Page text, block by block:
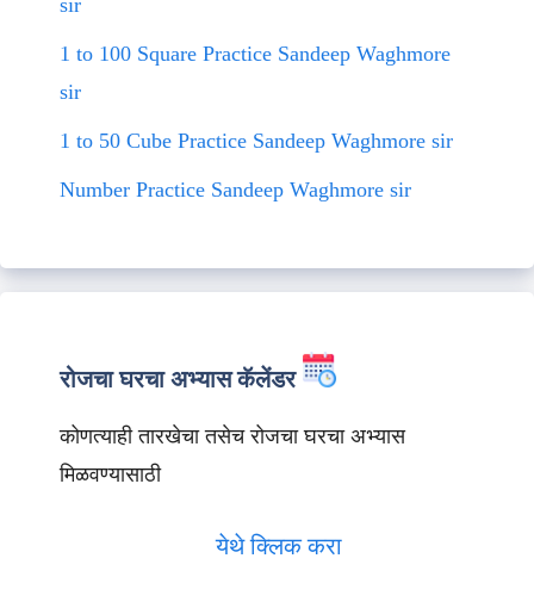
1 to 100 Square Practice Sandeep Waghmore
sir
1 to 50 Cube Practice Sandeep Waghmore sir
Number Practice Sandeep Waghmore sir
रोजचा घरचा अभ्यास कॅलेंडर
कोणत्याही तारखेचा तसेच रोजचा घरचा अभ्यास
मिळवण्यासाठी
येथे क्लिक करा